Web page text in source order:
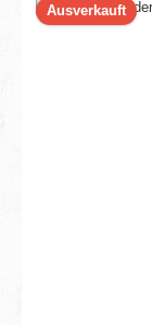
Ausverkauft